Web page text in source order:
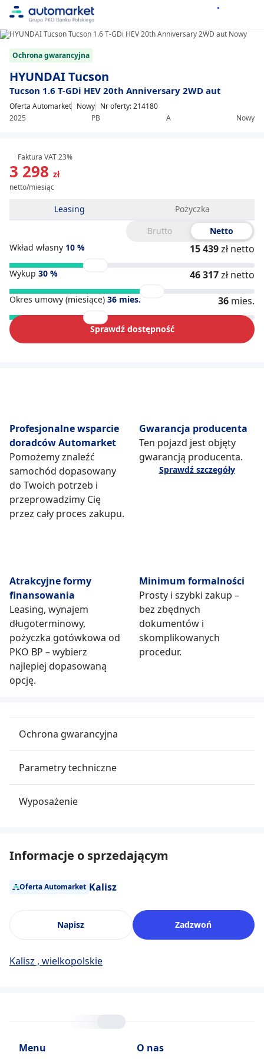
15
1/15
Ochrona gwarancyjna
HYUNDAI Tucson
Tucson 1.6 T-GDi HEV 20th Anniversary 2WD aut
Oferta Automarket Nowy
2025
PB A Nowy
Nr oferty: 214180
3 298 zł
netto/miesiąc
Faktura VAT 23%
Leasing
Pożyczka
Brutto
Netto
Wkład własny 10 % 15 439zł netto
Wykup 30 % 46 317zł netto
Okres umowy (miesiące) 36 mies. 36 mies.
Sprawdź dostępność
Profesjonalne wsparcie
doradców Automarket
Pomożemy znaleźć
samochód dopasowany
do Twoich potrzeb i
przeprowadzimy Cię
przez cały proces zakupu.
Gwarancja producenta
Ten pojazd jest objęty
gwarancją producenta.
Sprawdź szczegóły
Atrakcyjne formy
finansowania
Leasing, wynajem
długoterminowy,
pożyczka gotówkowa od
PKO BP – wybierz
najlepiej dopasowaną
opcję.
Minimum formalności
Prosty i szybki zakup –
bez zbędnych
dokumentów i
skomplikowanych
procedur.
Ochrona gwarancyjna
Parametry techniczne
Wyposażenie
Informacje o sprzedającym
Oferta Automarket Kalisz
Napisz Zadzwoń
Kalisz , wielkopolskie
Menu O nas